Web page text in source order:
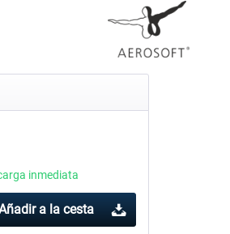
inmediata
a la cesta